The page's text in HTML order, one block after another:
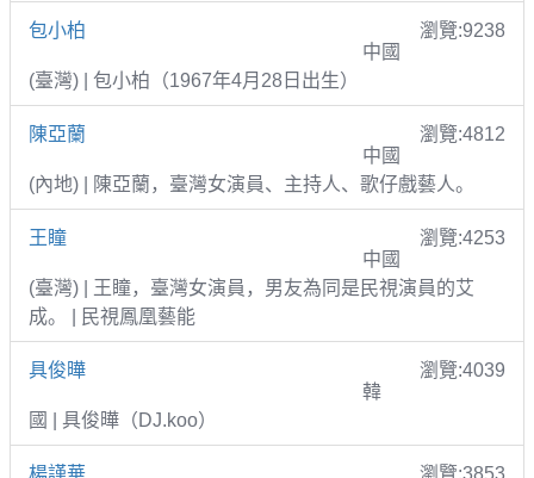
包小柏
瀏覽:9238
中國
(臺灣) | 包小柏（1967年4月28日出生）
陳亞蘭
瀏覽:4812
中國
(內地) | 陳亞蘭，臺灣女演員、主持人、歌仔戲藝人。
王瞳
瀏覽:4253
中國
(臺灣) | 王瞳，臺灣女演員，男友為同是民視演員的艾
成。 | 民視鳳凰藝能
具俊曄
瀏覽:4039
韓
國 | 具俊曄（DJ.koo）
楊謹華
瀏覽:3853